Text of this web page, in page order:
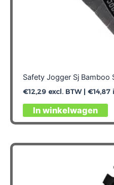
Safety Jogger Sj
€12,29excl. BTW | €14,87
In winkelwagen
Dit